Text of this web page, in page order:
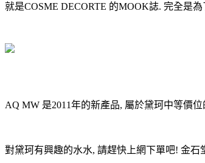
就是COSME DECORTE 的MOOK誌. 完全是
AQ MW 是2011年的新產品, 屬於黛珂中等價
對黛珂有興趣的水水, 請趕快上網下單吧! 金石